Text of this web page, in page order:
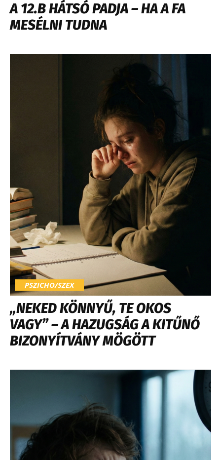
A 12.B HÁTSÓ PADJA – HA A FA
MESÉLNI TUDNA
PSZICHO/SZEX
„NEKED KÖNNYŰ, TE OKOS
VAGY” – A HAZUGSÁG A KITŰNŐ
BIZONYÍTVÁNY MÖGÖTT